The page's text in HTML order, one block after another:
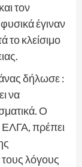
τον
έγιναν
το κλείσιμο
δήλωσε :
να
Ο
ΕΛΓΑ, πρέπει
τους λόγους